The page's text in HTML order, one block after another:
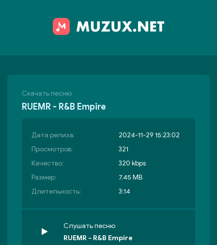
Скачать песню
RUEMR - R&B Empire
Дата релиза:
2024-11-29 15:23:02
Просмотров:
321
Качество:
320 kbps
Размер:
7.45 MB
Длительность:
3:14
Слушать песню
RUEMR - R&B Empire